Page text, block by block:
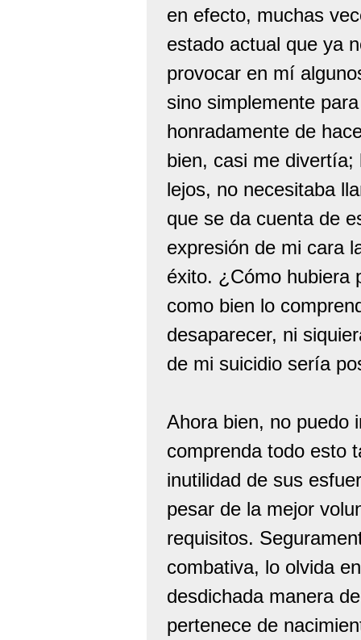
en efecto, muchas
estado actual que ya
provocar en mí
sino simplemente
honradamente de
bien, casi me divertía;
lejos, no necesitaba
que se da cuenta de
expresión de mi cara
éxito. ¿Cómo hubiera
como bien lo
desaparecer, ni
de mi suicidio sería
Ahora bien, no puedo
comprenda todo esto
inutilidad de sus
pesar de la mejor
requisitos.
combativa, lo olvida
desdichada manera
pertenece de